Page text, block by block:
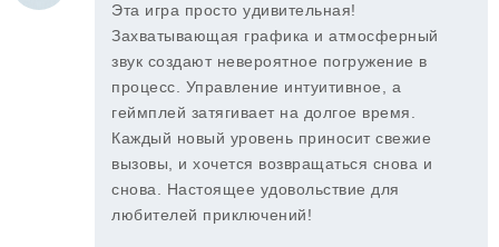
Эта игра просто удивительная!
Захватывающая графика и атмосферный
звук создают невероятное погружение в
процесс. Управление интуитивное, а
геймплей затягивает на долгое время.
Каждый новый уровень приносит свежие
вызовы, и хочется возвращаться снова и
снова. Настоящее удовольствие для
любителей приключений!